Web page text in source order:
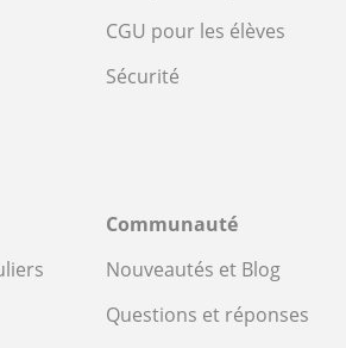
CGU pour les élèves
Sécurité
Communauté
Nouveautés et Blog
Questions et réponses